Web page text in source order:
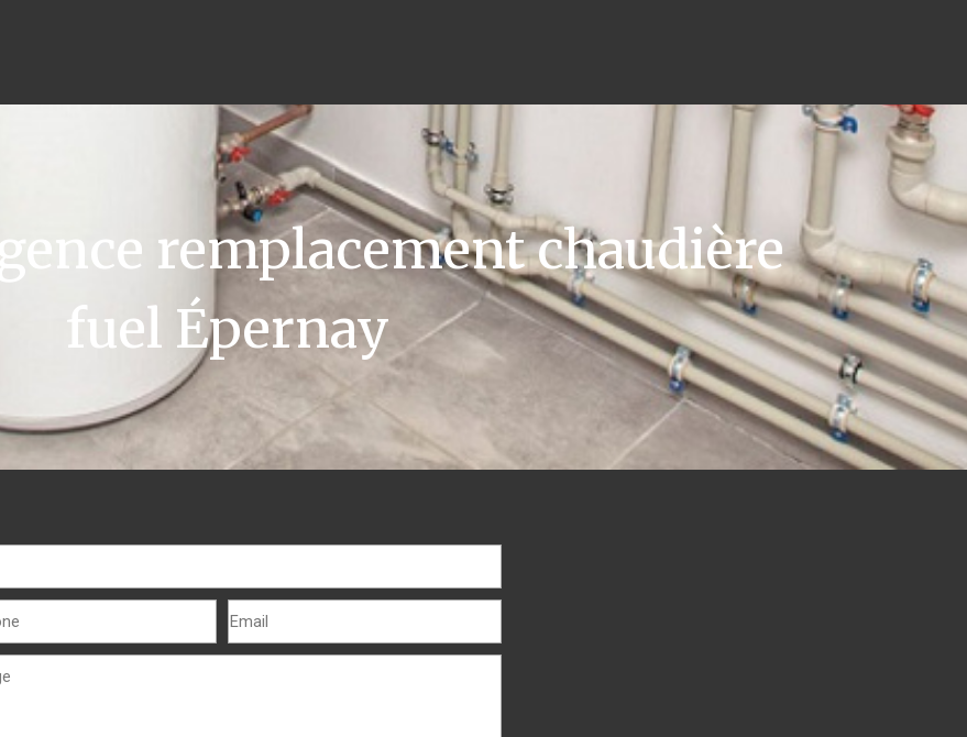
remplacement chaudière
fuel Épernay